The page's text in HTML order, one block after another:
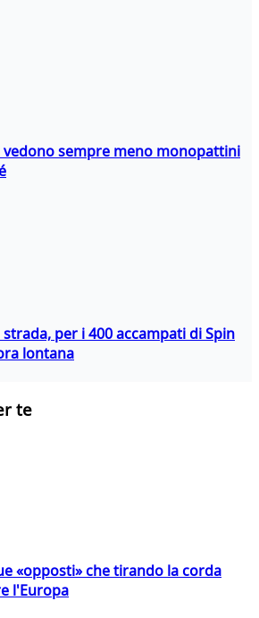
vedono sempre meno monopattini
per i 400 accampati di Spin
lontana
te
«opposti» che tirando la corda
l'Europa